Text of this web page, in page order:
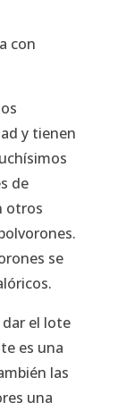
con
y tienen
de
otros
se
el lote
es una
las
una